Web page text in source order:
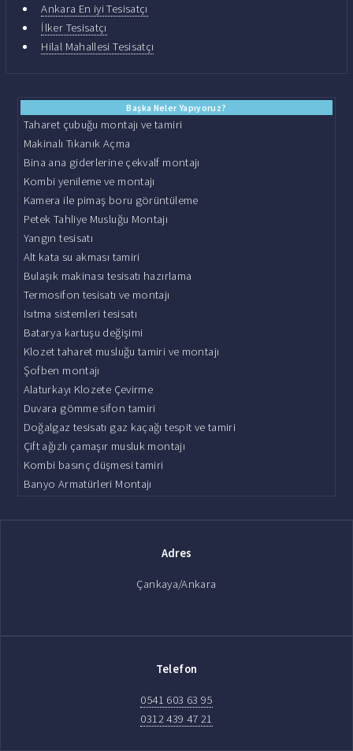
Ankara En iyi Tesisatçı
İlker Tesisatçı
Hilal Mahallesi Tesisatçı
Başka Neler Yapıyoruz?
Taharet çubuğu montajı ve tamiri
Makinalı Tıkanık Açma
Bina ana giderlerine çekvalf montajı
Kombi yenileme ve montajı
Kamera ile pimaş boru görüntüleme
Petek Tahliye Musluğu Montajı
Yangın tesisatı
Alt kata su akması tamiri
Bulaşık makinası tesisatı hazırlama
Termosifon tesisatı ve montajı
Isıtma sistemleri tesisatı
Batarya kartuşu değişimi
Klozet taharet musluğu tamiri ve montajı
Şofben montajı
Alaturkayı Klozete Çevirme
Duvara gömme sifon tamiri
Doğalgaz tesisatı gaz kaçağı tespit ve tamiri
Çift ağızlı çamaşır musluk montajı
Kombi basınç düşmesi tamiri
Banyo Armatürleri Montajı
Adres
Çankaya/Ankara
Telefon
0541 603 63 95
0312 439 47 21